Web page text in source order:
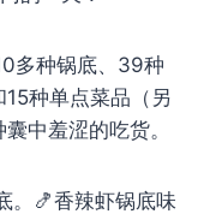
多种锅底、39种
种单点菜品（另
中羞涩的吃货。
。🍤香辣虾锅底味